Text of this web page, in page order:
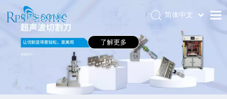
首页
关于RPS-SONIC
应用领域
简体中文
Português
Español
Pусский
العربية
English
了解更多